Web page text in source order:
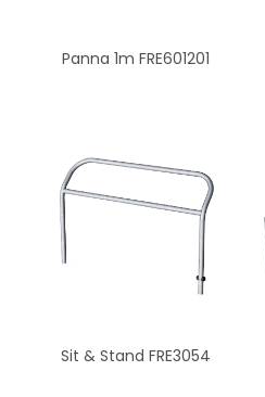
Panna 1m FRE601201
Sit & Stand FRE3054